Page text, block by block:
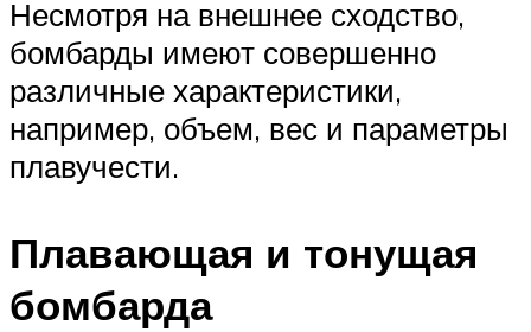
Несмотря на внешнее сходство,
бомбарды имеют совершенно
различные характеристики,
например, объем, вес и параметры
плавучести.
Плавающая и тонущая
бомбарда